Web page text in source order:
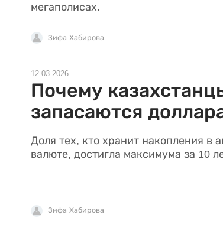
мегаполисах.
Зифа Хабирова
12.03.2026
Почему
запасаются
Доля тех, кто хранит накопления в
валюте, достигла максимума за 10
Зифа Хабирова